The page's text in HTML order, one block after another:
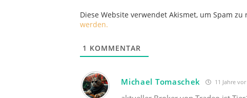
Diese Website verwendet Akismet, um Spam zu
werden.
1 KOMMENTAR
Michael Tomaschek 11 Jahre vor